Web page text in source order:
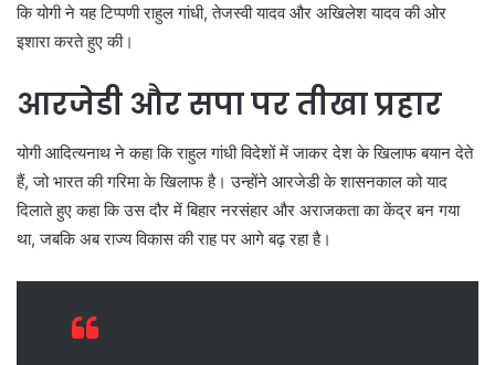
कि योगी ने यह टिप्पणी राहुल गांधी, तेजस्वी यादव और अखिलेश यादव की ओर
इशारा करते हुए की।
आरजेडी और सपा पर तीखा प्रहार
योगी आदित्यनाथ ने कहा कि राहुल गांधी विदेशों में जाकर देश के खिलाफ बयान देते
हैं, जो भारत की गरिमा के खिलाफ है। उन्होंने आरजेडी के शासनकाल को याद
दिलाते हुए कहा कि उस दौर में बिहार नरसंहार और अराजकता का केंद्र बन गया
था, जबकि अब राज्य विकास की राह पर आगे बढ़ रहा है।